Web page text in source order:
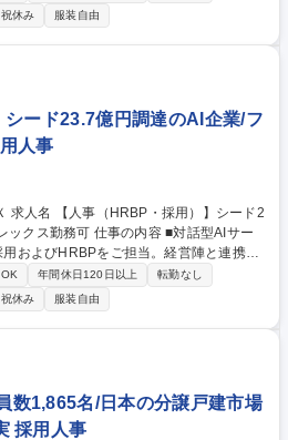
最適なソリューション提案 ■事前調査や
渉 ■組織内へのナレッジシェアと工夫の
仕事の魅力】AIに代替されるのではな
革する側に回れます。解決できる課題が
決
休み 服装自由
シード23.7億円調達のAI企業/フ
人事
の内容 ■対話型AIサー
およびHRBPをご担当。経営陣と連携し
課題の解決支援をお任せ。人事企画やプ
広く挑戦できます。 【詳細】■経
考プロセス設計とスカウト等の母集団形
当部門の組織・人材課題の解決支援 【仕
人事に携わり、急成長組織作りを推進で
ト改善や組織開発まで「越境」して挑戦
務可
年間休日120日以上
転勤なし
休み 服装自由
数1,865名/日本の分譲戸建市場
採用人事